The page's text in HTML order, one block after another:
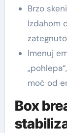
Brzo
Izdahom
Imenuj
moć od
Box